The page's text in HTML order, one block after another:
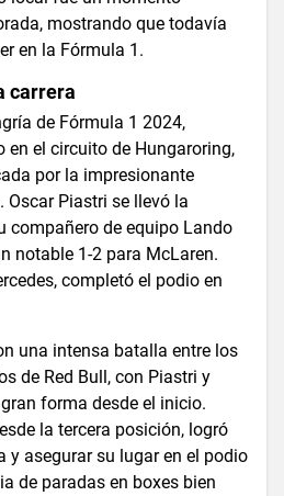
mostrando que todavía
en la Fórmula 1​.
carrera
de Fórmula 1 2024,
en el circuito de Hungaroring,
por la impresionante
Oscar Piastri se llevó la
compañero de equipo Lando
notable 1-2 para McLaren.
completó el podio en
una intensa batalla entre los
de Red Bull, con Piastri y
forma desde el inicio.
la tercera posición, logró
y asegurar su lugar en el podio
de paradas en boxes bien